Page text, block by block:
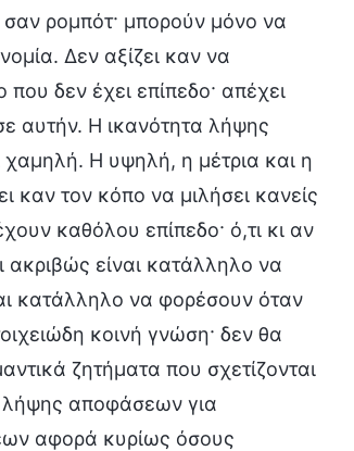
σαν ρομπότ· μπορούν μόνο να
Δεν αξίζει καν να
δεν έχει επίπεδο· απέχει
αυτήν. Η ικανότητα λήψης
χαμηλή. Η υψηλή, η μέτρια και η
καν τον κόπο να μιλήσει κανείς
καθόλου επίπεδο· ό,τι κι αν
είναι κατάλληλο να
κατάλληλο να φορέσουν όταν
κοινή γνώση· δεν θα
ζητήματα που σχετίζονται
λήψης αποφάσεων για
αφορά κυρίως όσους